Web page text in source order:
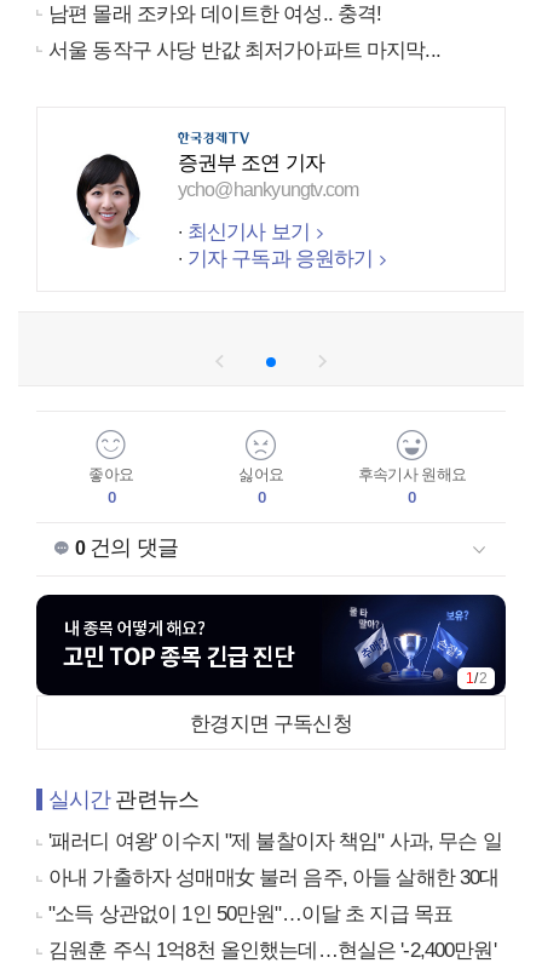
남편 몰래 조카와 데이트한 여성.. 충격!
서울 동작구 사당 반값 최저가아파트 마지막...
증권부 조연 기자
ycho@hankyungtv.com
최신기사 보기
기자 구독과 응원하기
좋아요
0
싫어요
0
후속기사 원해요
0
0건의 댓글
2/2
한경지면 구독신청
실시간관련뉴스
'패러디 여왕' 이수지 "제 불찰이자 책임" 사과, 무슨 일
아내 가출하자 성매매女 불러 음주, 아들 살해한 30대
"소득 상관없이 1인 50만원"…이달 초 지급 목표
김원훈 주식 1억8천 올인했는데…현실은 '-2,400만원'